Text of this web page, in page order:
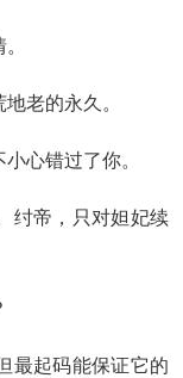
老的永久。
心错过了你。
纣帝，只对妲妃续
最起码能保证它的